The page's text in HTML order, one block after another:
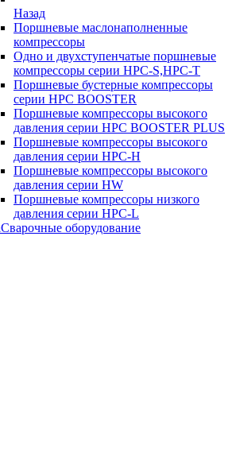
Назад
Поршневые маслонаполненные
компрессоры
Одно и двухступенчатые поршневые
компрессоры серии HPC-S,HPC-T
Поршневые бустерные компрессоры
серии HPC BOOSTER
Поршневые компрессоры высокого
давления серии HPC BOOSTER PLUS
Поршневые компрессоры высокого
давления серии HPC-H
Поршневые компрессоры высокого
давления серии HW
Поршневые компрессоры низкого
давления серии HPC-L
Сварочные оборудование